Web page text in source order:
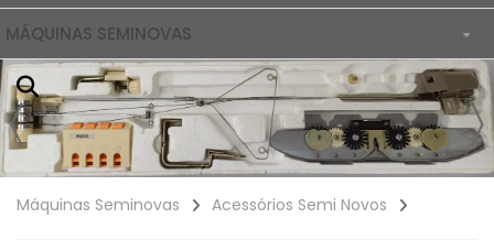
MÁQUINAS SEMINOVAS
ACESSÓRIOS SEMI NOVOS
Máquinas Seminovas Acessórios Semi Novos